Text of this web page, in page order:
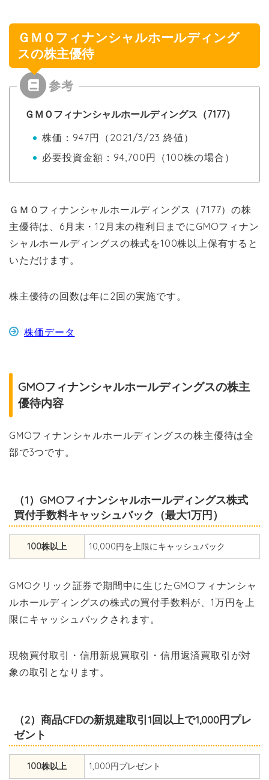
ＧＭＯフィナンシャルホールディング
スの株主優待
ＧＭＯフィナンシャルホールディングス（7177）
株価：947円（2021/3/23 終値）
必要投資金額：94,700円（100株の場合）
ＧＭＯフィナンシャルホールディングス（7177）の株
主優待は、6月末・12月末の権利日までにGMOフィナン
シャルホールディングスの株式を100株以上保有すると
いただけます。
株主優待の回数は年に2回の実施です。
株価データ
GMOフィナンシャルホールディングスの株主
優待内容
GMOフィナンシャルホールディングスの株主優待は全
部で3つです。
（1）GMOフィナンシャルホールディングス株式
買付手数料キャッシュバック（最大1万円）
100株以上 10,000円を上限にキャッシュバック
GMOクリック証券で期間中に生じたGMOフィナンシャ
ルホールディングスの株式の買付手数料が、1万円を上
限にキャッシュバックされます。
現物買付取引・信用新規買取引・信用返済買取引が対
象の取引となります。
（2）商品CFDの新規建取引1回以上で1,000円プレ
ゼント
100株以上 1,000円プレゼント